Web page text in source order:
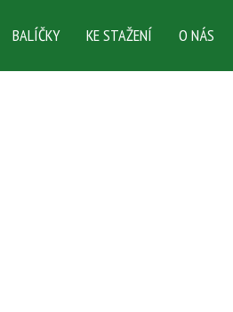
BALÍČKY KE STAŽENÍ O NÁS